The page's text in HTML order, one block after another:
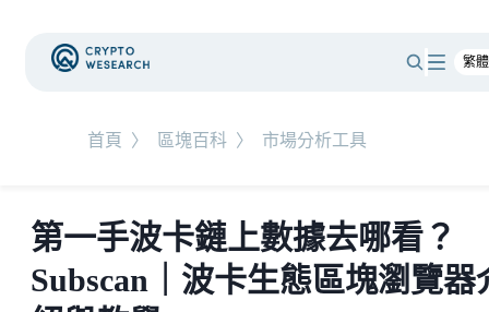
首頁 〉 區塊百科 〉 市場分析工具
第一手波卡鏈上數據去哪看？
Subscan｜波卡生態區塊瀏覽器